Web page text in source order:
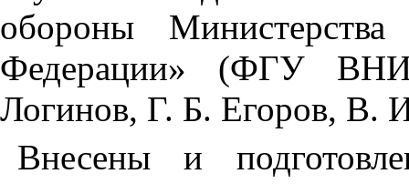
обороны
Федерации» (ФГУ
Логинов, Г. Б. Егоров, В.
Внесены и